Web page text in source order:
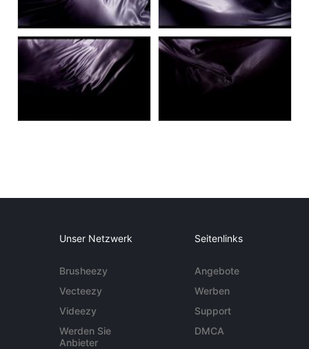
Unser Netzwerk
Brusheezy
Vecteezy
Videezy
Werden Sie
Anbieter
Seitenlinks
Angebote
Werben
Support
DMCA